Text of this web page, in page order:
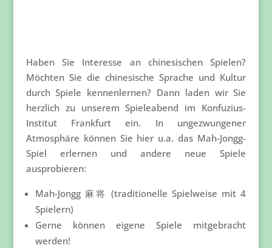
Haben Sie Interesse an chinesischen Spielen?
Möchten Sie die chinesische Sprache und Kultur
durch Spiele kennenlernen? Dann laden wir Sie
herzlich zu unserem Spieleabend im Konfuzius-
Institut Frankfurt ein. In ungezwungener
Atmosphäre können Sie hier u.a. das Mah-Jongg-
Spiel erlernen und andere neue Spiele
ausprobieren:
Mah-Jongg 麻将 (traditionelle Spielweise mit 4
Spielern)
Gerne können eigene Spiele mitgebracht
werden!